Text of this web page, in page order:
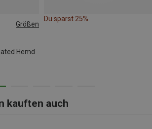
Größen
Hemd
XXL
Du sparst 25%
kauften auch